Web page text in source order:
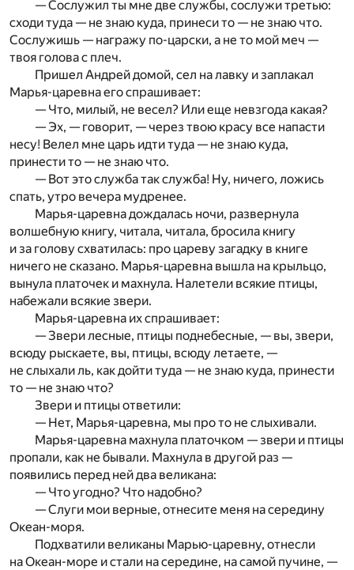
— Сослужил ты мне две службы, сослужи третью:
сходи туда — не знаю куда, принеси то — не знаю что.
Сослужишь — награжу по-царски, а не то мой меч —
твоя голова с плеч.
Пришел Андрей домой, сел на лавку и заплакал
Марья-царевна его спрашивает:
— Что, милый, не весел? Или еще невзгода какая?
— Эх, — говорит, — через твою красу все напасти
несу! Велел мне царь идти туда — не знаю куда,
принести то — не знаю что.
— Вот это служба так служба! Ну, ничего, ложись
спать, утро вечера мудренее.
Марья-царевна дождалась ночи, развернула
волшебную книгу, читала, читала, бросила книгу
и за голову схватилась: про цареву загадку в книге
ничего не сказано. Марья-царевна вышла на крыльцо,
вынула платочек и махнула. Налетели всякие птицы,
набежали всякие звери.
Марья-царевна их спрашивает:
— Звери лесные, птицы поднебесные, — вы, звери,
всюду рыскаете, вы, птицы, всюду летаете, —
не слыхали ль, как дойти туда — не знаю куда, принести
то — не знаю что?
Звери и птицы ответили:
— Нет, Марья-царевна, мы про то не слыхивали.
Марья-царевна махнула платочком — звери и птицы
пропали, как не бывали. Махнула в другой раз —
появились перед ней два великана:
— Что угодно? Что надобно?
— Слуги мои верные, отнесите меня на середину
Океан-моря.
Подхватили великаны Марью-царевну, отнесли
на Океан-море и стали на середине, на самой пучине, —